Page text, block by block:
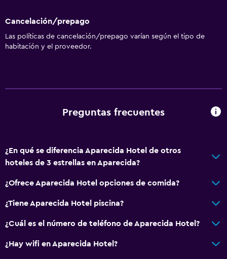
Cancelación/prepago
Las políticas de cancelación/prepago varían según el tipo de
habitación y el proveedor.
Preguntas frecuentes
¿En qué se diferencia Aparecida Hotel de otros
hoteles de 3 estrellas en Aparecida?
¿Ofrece Aparecida Hotel opciones de comida?
¿Tiene Aparecida Hotel piscina?
¿Cuál es el número de teléfono de Aparecida Hotel?
¿Hay wifi en Aparecida Hotel?